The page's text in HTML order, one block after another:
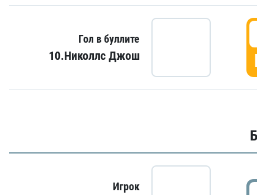
Гол в буллите
10.Николлс Джош
Игрок